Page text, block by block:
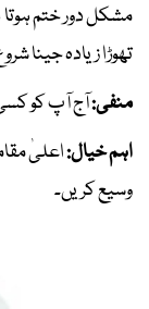
مشکل دور ختم
تھوڑا زیادہ جینا
منفی:آج آپ کو
اہم خیال:اعلیٰ
وسیع کریں۔